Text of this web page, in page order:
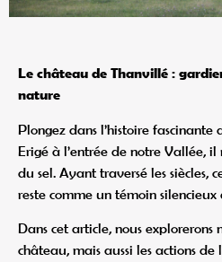
Le château de Thanvillé :
nature
Plongez dans l’histoire
Erigé à l’entrée de notre Vallée,
du sel. Ayant traversé les siècles,
reste comme un témoin silencieux
Dans cet article, nous explorerons
château, mais aussi les actions de